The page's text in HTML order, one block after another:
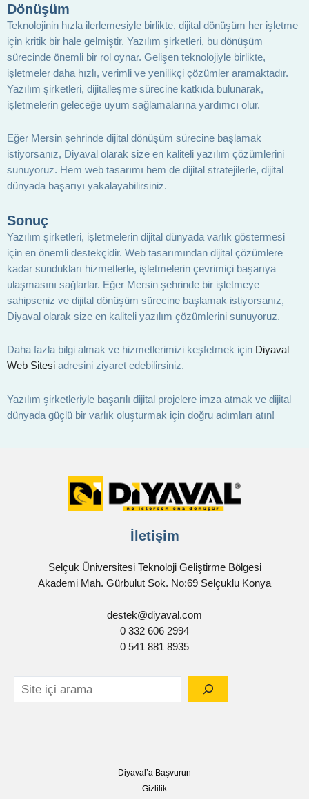
Dönüşüm
Teknolojinin hızla ilerlemesiyle birlikte, dijital dönüşüm her işletme
için kritik bir hale gelmiştir. Yazılım şirketleri, bu dönüşüm
sürecinde önemli bir rol oynar. Gelişen teknolojiyle birlikte,
işletmeler daha hızlı, verimli ve yenilikçi çözümler aramaktadır.
Yazılım şirketleri, dijitalleşme sürecine katkıda bulunarak,
işletmelerin geleceğe uyum sağlamalarına yardımcı olur.
Eğer Mersin şehrinde dijital dönüşüm sürecine başlamak
istiyorsanız, Diyaval olarak size en kaliteli yazılım çözümlerini
sunuyoruz. Hem web tasarımı hem de dijital stratejilerle, dijital
dünyada başarıyı yakalayabilirsiniz.
Sonuç
Yazılım şirketleri, işletmelerin dijital dünyada varlık göstermesi
için en önemli destekçidir. Web tasarımından dijital çözümlere
kadar sundukları hizmetlerle, işletmelerin çevrimiçi başarıya
ulaşmasını sağlarlar. Eğer Mersin şehrinde bir işletmeye
sahipseniz ve dijital dönüşüm sürecine başlamak istiyorsanız,
Diyaval olarak size en kaliteli yazılım çözümlerini sunuyoruz.
Daha fazla bilgi almak ve hizmetlerimizi keşfetmek için Diyaval
Web Sitesi adresini ziyaret edebilirsiniz.
Yazılım şirketleriyle başarılı dijital projelere imza atmak ve dijital
dünyada güçlü bir varlık oluşturmak için doğru adımları atın!
İletişim
Selçuk Üniversitesi Teknoloji Geliştirme Bölgesi
Akademi Mah. Gürbulut Sok. No:69 Selçuklu Konya
destek@diyaval.com
0 332 606 2994
0 541 881 8935
Diyaval’a Başvurun
Gizlilik